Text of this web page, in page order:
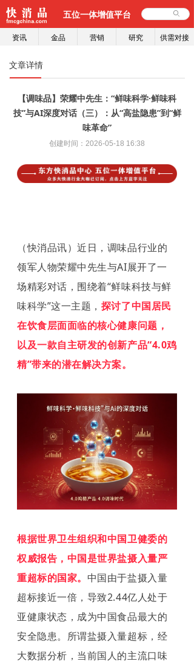
五位一体增值平台 ꄙ
资讯 金品 营销 研究 供需对接
【调味品】荣耀中先生：“鲜味科学·鲜味科
技”与AI深度对话（三）：从“高盐隐患”到“鲜
味革命”
（快消品讯）近日，调味品行业的
领军人物荣耀中先生与AI展开了一
场精彩对话，围绕着“鲜味科技与鲜
味科学”这一主题， 探讨了中国居民
在饮食层面面临的核心健康问题，
以及一款自主研发的创新产品“4.0鸡
精”带来的潜在解决方案。
根据世界卫生组织和中国卫健委的
权威报告，中国是世界盐摄入量严
重超标的国家。 中国由于盐摄入量
超标接近一倍，导致2.44亿人处于
亚健康状态，成为中国食品最大的
安全隐患。所谓盐摄入量超标，经
大数据分析，当前国人的主流口味
文章详情
创建时间： 2026-05-18 16:38